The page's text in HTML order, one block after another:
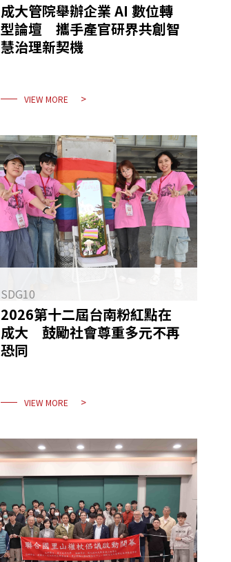
成大管院舉辦企業 AI 數位轉
型論壇 攜手產官研界共創智
慧治理新契機
VIEW MORE
SDG10
2026第十二屆台南粉紅點在
成大 鼓勵社會尊重多元不再
恐同
VIEW MORE